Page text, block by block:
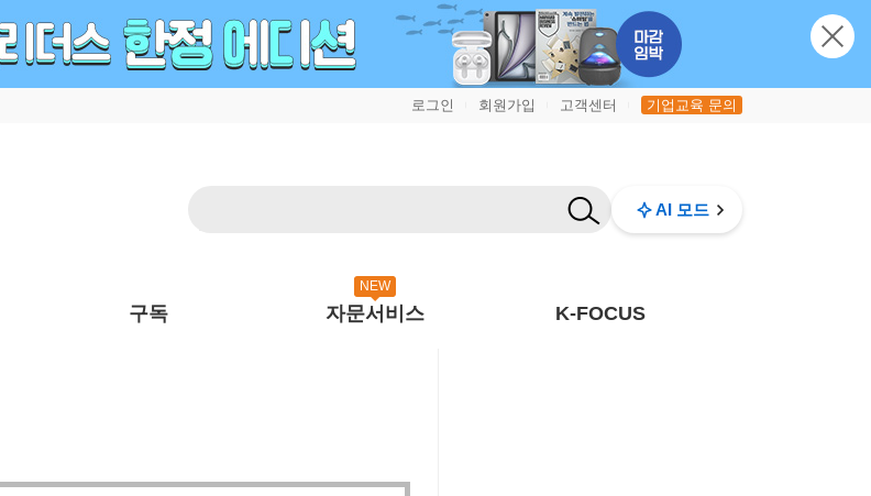
로그인 회원가입 고객센터 기업교육 문의
AI 모드
구독
NEW
자문서비스 K-FOCUS